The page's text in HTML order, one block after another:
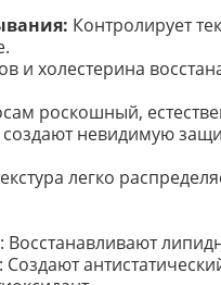
Контролирует
и холестерина
роскошный,
невидимую
легко
Восстанавливают